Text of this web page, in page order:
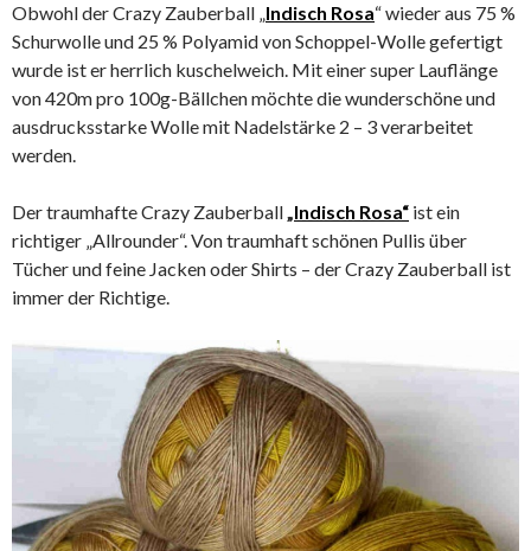
Obwohl der Crazy Zauberball „Indisch Rosa“ wieder aus 75 %
Schurwolle und 25 % Polyamid von Schoppel-Wolle gefertigt
wurde ist er herrlich kuschelweich. Mit einer super Lauflänge
von 420m pro 100g-Bällchen möchte die wunderschöne und
ausdrucksstarke Wolle mit Nadelstärke 2 – 3 verarbeitet
werden.
Der traumhafte Crazy Zauberball„Indisch Rosa“ ist ein
richtiger „Allrounder“. Von traumhaft schönen Pullis über
Tücher und feine Jacken oder Shirts – der Crazy Zauberball ist
immer der Richtige.